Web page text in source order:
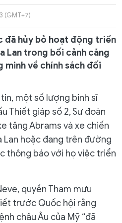
(GMT+7)
đã hủy bỏ hoạt động triển
Lan trong bối cảnh căng
minh về chính sách đối
tin, một số lượng binh sĩ
Thiết giáp số 2, Sư đoàn
tăng Abrams và xe chiến
Lan hoặc đang trên đường
thông báo với họ việc triển
quyền Tham mưu
trước Quốc hội rằng
châu Âu của Mỹ “đã